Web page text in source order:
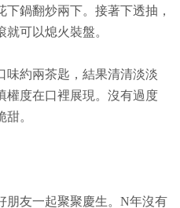
鍋翻炒兩下。接著下透抽，
可以熄火裝盤。
味約兩茶匙，結果清清淡淡
權度在口裡展現。沒有過度
。
朋友一起聚聚慶生。N年沒有